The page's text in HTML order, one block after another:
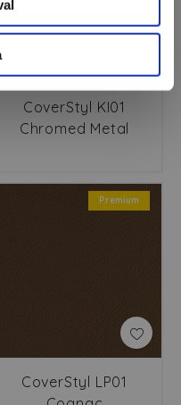
CoverStyl KI01
Chromed Metal
Premium
CoverStyl LP01